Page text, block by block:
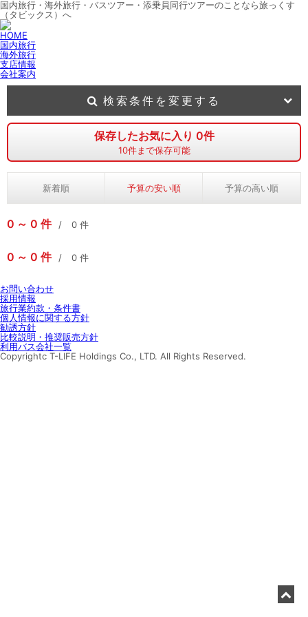
国内旅行・海外旅行・バスツアー・添乗員同行ツアーのことなら旅っくす
（タビックス）へ
HOME
国内旅行
海外旅行
支店情報
会社案内
保存したお気に入り 0件
10件まで保存可能
新着順 予算の安い順 予算の高い順
0 0 件 0 件
0 0 件 0 件
検索条件を変更する
お問い合わせ
採用情報
旅行業約款・条件書
個人情報に関する方針
勧誘方針
比較説明・推奨販売方針
利用バス会社一覧
Copyrightc T-LIFE Holdings Co., LTD. All Rights Reserved.